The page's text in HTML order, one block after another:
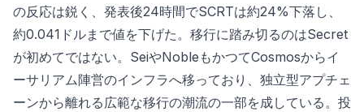
の反応は鋭く、発表後24時間でSCRTは約24%下落し、
約0.041ドルまで値を下げた。移行に踏み切るのはSecret
が初めてではない。SeiやNobleもかつてCosmosからイ
ーサリアム陣営のインフラへ移っており、独立型アプチェ
ーンから離れる広範な移行の潮流の一部を成している。投